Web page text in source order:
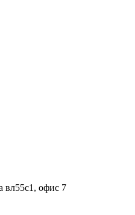
вл55с1, офис 7